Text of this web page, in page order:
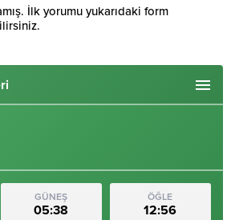
İlk yorumu yukarıdaki form
GÜNEŞ
05:38
ÖĞLE
12:56